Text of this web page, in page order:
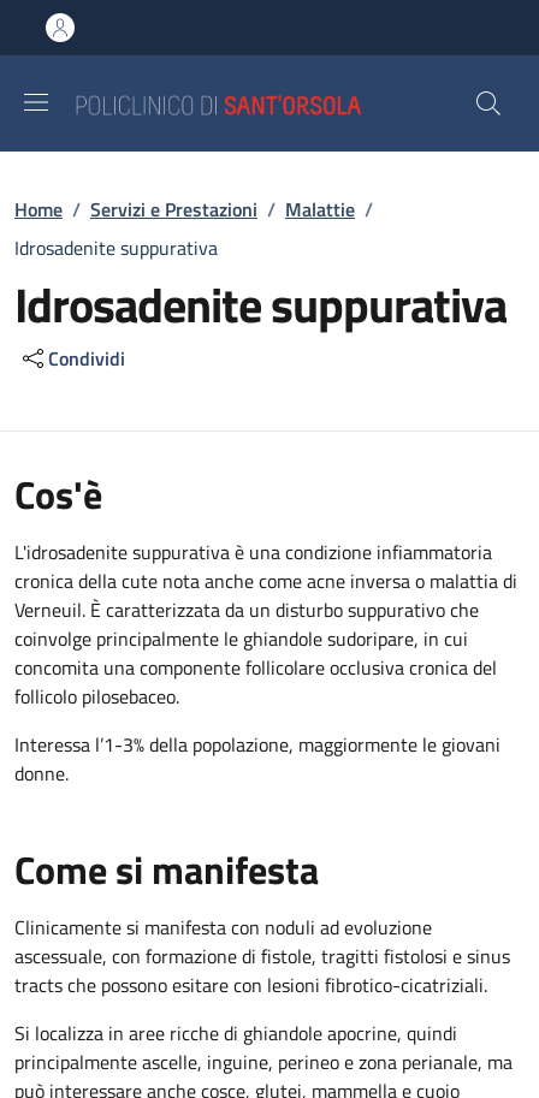
al contenuto principale
to footer content
Briciole di pane
Home / Servizi e Prestazioni / Malattie /
Idrosadenite suppurativa
Idrosadenite suppurativa
Condividi
Cos'è
L'idrosadenite suppurativa è una condizione infiammatoria
cronica della cute nota anche come acne inversa o malattia di
Verneuil. È caratterizzata da un disturbo suppurativo che
coinvolge principalmente le ghiandole sudoripare, in cui
concomita una componente follicolare occlusiva cronica del
follicolo pilosebaceo.
Interessa l’1-3% della popolazione, maggiormente le giovani
donne.
Come si manifesta
Clinicamente si manifesta con noduli ad evoluzione
ascessuale, con formazione di fistole, tragitti fistolosi e sinus
tracts che possono esitare con lesioni fibrotico-cicatriziali.
Si localizza in aree ricche di ghiandole apocrine, quindi
principalmente ascelle, inguine, perineo e zona perianale, ma
può interessare anche cosce, glutei, mammella e cuoio